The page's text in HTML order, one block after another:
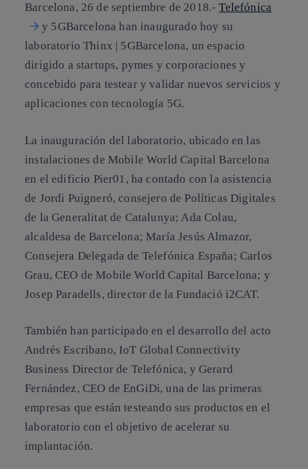
Barcelona, 26 de septiembre de 2018.-Telefónica
y 5GBarcelona han inaugurado hoy su
laboratorio Thinx | 5GBarcelona, un espacio
dirigido a startups, pymes y corporaciones y
concebido para testear y validar nuevos servicios y
aplicaciones con tecnología 5G.
La inauguración del laboratorio, ubicado en las
instalaciones de Mobile World Capital Barcelona
en el edificio Pier01, ha contado con la asistencia
de Jordi Puigneró, consejero de Políticas Digitales
de la Generalitat de Catalunya; Ada Colau,
alcaldesa de Barcelona; María Jesús Almazor,
Consejera Delegada de Telefónica España; Carlos
Grau, CEO de Mobile World Capital Barcelona; y
Josep Paradells, director de la Fundació i2CAT.
También han participado en el desarrollo del acto
Andrés Escribano, IoT Global Connectivity
Business Director de Telefónica, y Gerard
Fernández, CEO de EnGiDi, una de las primeras
empresas que están testeando sus productos en el
laboratorio con el objetivo de acelerar su
implantación.